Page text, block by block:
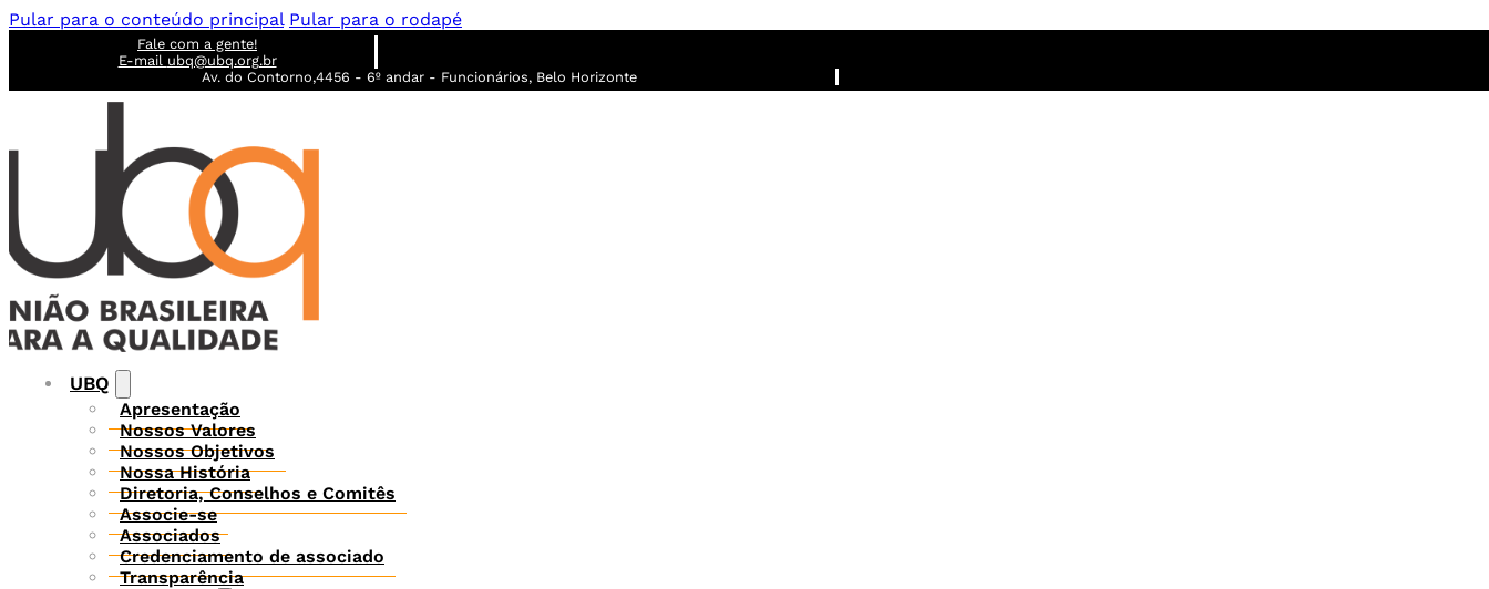
Pular para o conteúdo principal Pular para o rodapé
Fale com a gente!
E-mail ubq@ubq.org.br
Av. do Contorno,4456 - 6º andar - Funcionários, Belo Horizonte
UBQ
Apresentação
Nossos Valores
Nossos Objetivos
Nossa História
Diretoria, Conselhos e Comitês
Associe-se
Associados
Credenciamento de associado
Transparência